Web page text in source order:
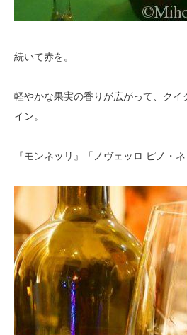
続いて赤を。
軽やかな果実の香りが広がって、クイ
イン。
『モンネッリ』「ノヴェッロ ピノ・